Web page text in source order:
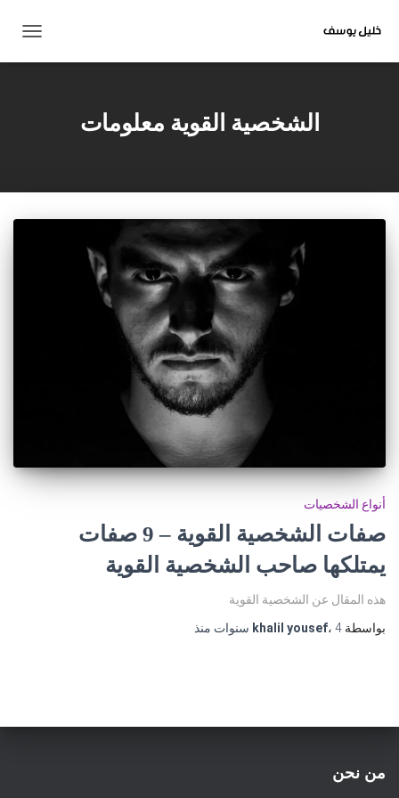
التنقل
الشخصية القوية معلومات
أنواع الشخصيات
صفات الشخصية القوية – 9 صفات
يمتلكها صاحب الشخصية القوية
هذه المقال عن الشخصية القوية
بواسطة
khalil yousef، 4 سنوات منذ
من نحن